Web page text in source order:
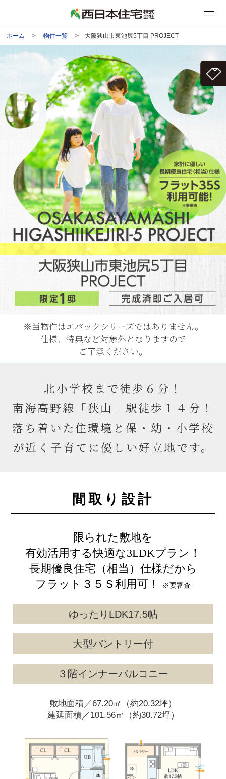
ホーム >物件一覧 > 大阪狭山市東池尻5丁目 PROJECT
※当物件はエパックシリーズではありません。
仕様、特典など対象外となりますので
ご了承ください。
北小学校まで徒歩６分！
南海高野線「狭山」駅徒歩１４分！
落ち着いた住環境と保・幼・小学校
が近く子育てに優しい好立地です。
間取り設計
限られた敷地を
有効活用する快適な3LDKプラン！
長期優良住宅（相当）仕様だから
フラット３５Ｓ利用可！
※要審査
ゆったりLDK17.5帖
大型パントリー付
３階インナーバルコニー
敷地面積／67.20㎡（約20.32坪）
建延面積／101.56㎡（約30.72坪）